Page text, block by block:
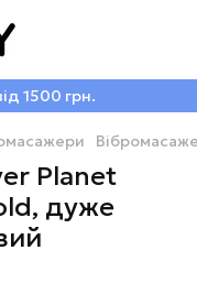
1500 грн.
Planet
дуже